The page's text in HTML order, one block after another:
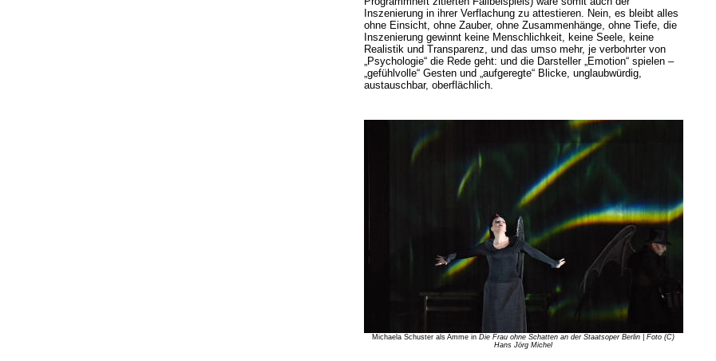
Inszenierung in ihrer Verflachung zu attestieren. Nein, es bleibt alles
ohne Einsicht, ohne Zauber, ohne Zusammenhänge, ohne Tiefe, die
Inszenierung gewinnt keine Menschlichkeit, keine Seele, keine
Realistik und Transparenz, und das umso mehr, je verbohrter von
„Psychologie“ die Rede geht: und die Darsteller „Emotion“ spielen –
„gefühlvolle“ Gesten und „aufgeregte“ Blicke, unglaubwürdig,
austauschbar, oberflächlich.
Michaela Schuster als Amme in Die Frau ohne Schatten an der Staatsoper Berlin | Foto (C)
Hans Jörg Michel